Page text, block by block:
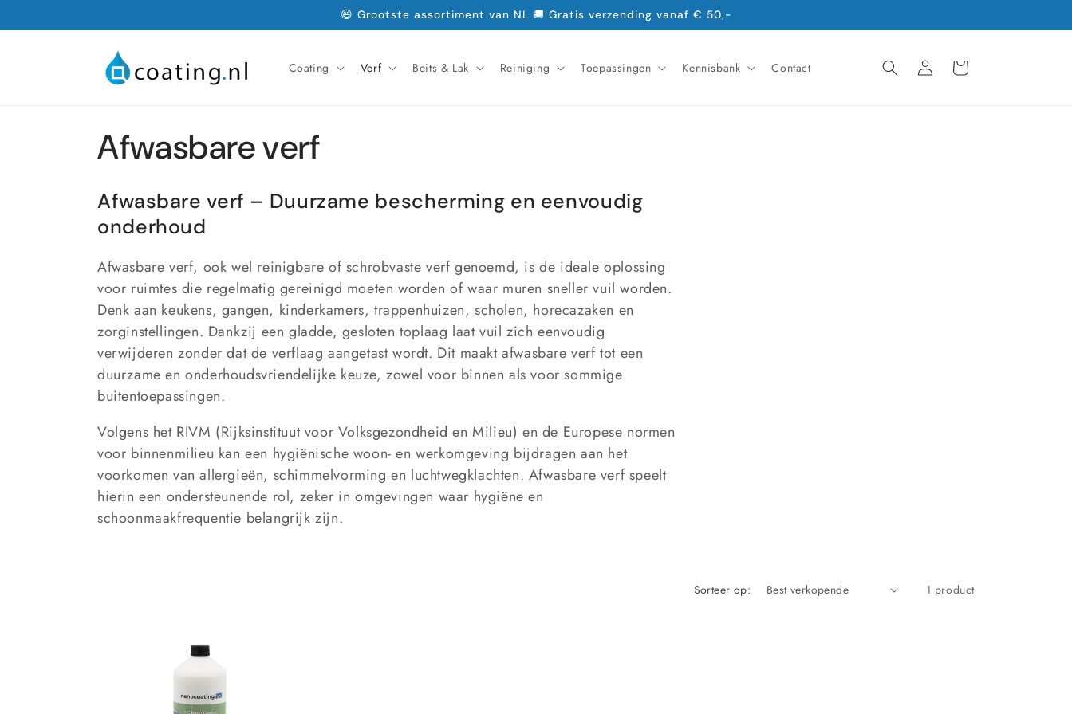
content
😄 Grootste assortiment van NL 🚚 Gratis verzending vanaf € 50,-
Coating Verf Beits & Lak Reiniging Toepassingen Kennisbank Contact InloggenWinkelwagen
C
o
l
l
e
c
t
i
e
:
Afwasbare verf
Afwasbare verf – Duurzame bescherming en eenvoudig
onderhoud
Afwasbare verf, ook wel reinigbare of schrobvaste verf genoemd, is de ideale oplossing
voor ruimtes die regelmatig gereinigd moeten worden of waar muren sneller vuil worden.
Denk aan keukens, gangen, kinderkamers, trappenhuizen, scholen, horecazaken en
zorginstellingen. Dankzij een gladde, gesloten toplaag laat vuil zich eenvoudig
verwijderen zonder dat de verflaag aangetast wordt. Dit maakt afwasbare verf tot een
duurzame en onderhoudsvriendelijke keuze, zowel voor binnen als voor sommige
buitentoepassingen.
Volgens het RIVM (Rijksinstituut voor Volksgezondheid en Milieu) en de Europese normen
voor binnenmilieu kan een hygiënische woon- en werkomgeving bijdragen aan het
voorkomen van allergieën, schimmelvorming en luchtwegklachten. Afwasbare verf speelt
hierin een ondersteunende rol, zeker in omgevingen waar hygiëne en
schoonmaakfrequentie belangrijk zijn.
Sorteer op: 1 product